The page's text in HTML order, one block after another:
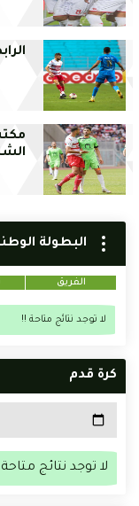
البطولة
الفريق
لا توجد نتائج متاحة !!
كرة قدم
لا توجد نتائج